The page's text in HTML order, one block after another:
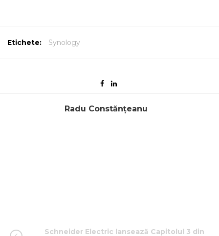
Etichete: Synology
Radu Constănțeanu
Schneider Electric lansează Capitolul 3 din